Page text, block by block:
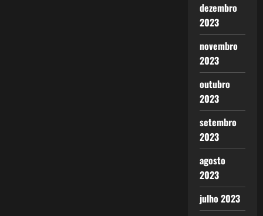
dezembro
2023
novembro
2023
outubro
2023
setembro
2023
agosto
2023
julho 2023